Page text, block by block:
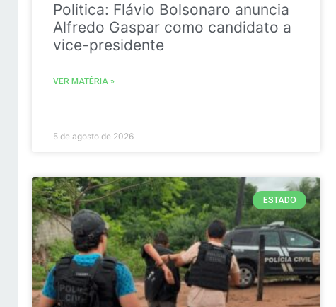
Politica: Flávio Bolsonaro anuncia
Alfredo Gaspar como candidato a
vice-presidente
VER MATÉRIA »
5 de agosto de 2026
ESTADO